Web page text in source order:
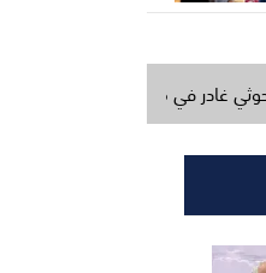
وحضرموت وتتوعد بالرد